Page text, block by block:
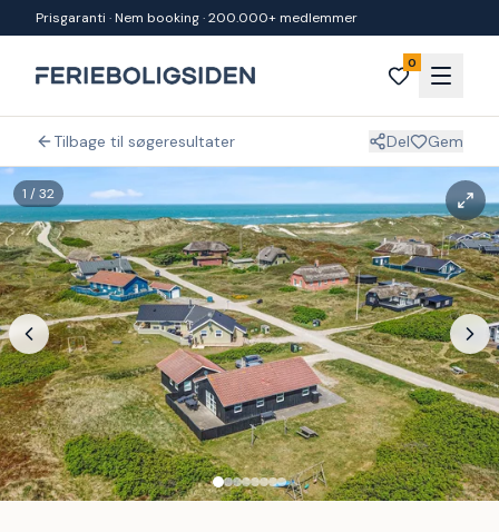
Spring til indhold
Prisgaranti · Nem booking · 200.000+ medlemmer
0
Tilbage til søgeresultater Del Gem
1 /32